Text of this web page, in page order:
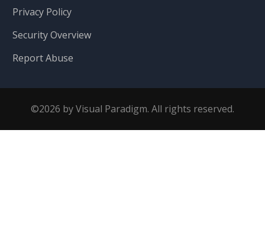
Privacy Policy
Security Overview
Report Abuse
©2026 by Visual Paradigm. All rights reserved.